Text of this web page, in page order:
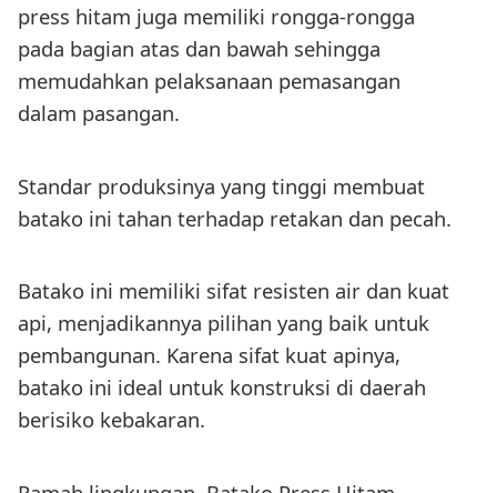
press hitam juga memiliki rongga-rongga
pada bagian atas dan bawah sehingga
memudahkan pelaksanaan pemasangan
dalam pasangan.
Standar produksinya yang tinggi membuat
batako ini tahan terhadap retakan dan pecah.
Batako ini memiliki sifat resisten air dan kuat
api, menjadikannya pilihan yang baik untuk
pembangunan. Karena sifat kuat apinya,
batako ini ideal untuk konstruksi di daerah
berisiko kebakaran.